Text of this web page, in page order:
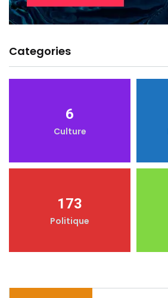
Categories
6
Culture
173
Politique